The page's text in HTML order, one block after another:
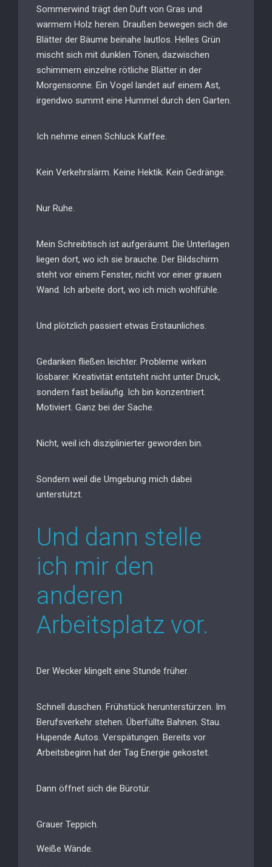
Sommerwind trägt den Duft von Gras und
warmem Holz herein. Draußen bewegen sich die
Blätter der Bäume beinahe lautlos. Helles Grün
mischt sich mit dunklen Tönen, dazwischen
schimmern einzelne rötliche Blätter in der
Morgensonne. Ein Vogel landet auf einem Ast,
irgendwo summt eine Hummel durch den Garten.
Ich nehme einen Schluck Kaffee.
Kein Verkehrslärm. Keine Hektik. Kein Gedränge.
Nur Ruhe.
Mein Schreibtisch ist aufgeräumt. Die Unterlagen
liegen dort, wo ich sie brauche. Der Bildschirm
steht vor einem Fenster, nicht vor einer grauen
Wand. Ich arbeite dort, wo ich mich wohlfühle.
Und plötzlich passiert etwas Erstaunliches.
Gedanken fließen leichter. Probleme wirken
lösbarer. Kreativität entsteht nicht unter Druck,
sondern fast beiläufig. Ich bin konzentriert.
Motiviert. Ganz bei der Sache.
Nicht, weil ich disziplinierter geworden bin.
Sondern weil die Umgebung mich dabei
unterstützt.
Und dann stelle
ich mir den
anderen
Arbeitsplatz vor.
Der Wecker klingelt eine Stunde früher.
Schnell duschen. Frühstück herunterstürzen. Im
Berufsverkehr stehen. Überfüllte Bahnen. Stau.
Hupende Autos. Verspätungen. Bereits vor
Arbeitsbeginn hat der Tag Energie gekostet.
Dann öffnet sich die Bürotür.
Grauer Teppich.
Weiße Wände.